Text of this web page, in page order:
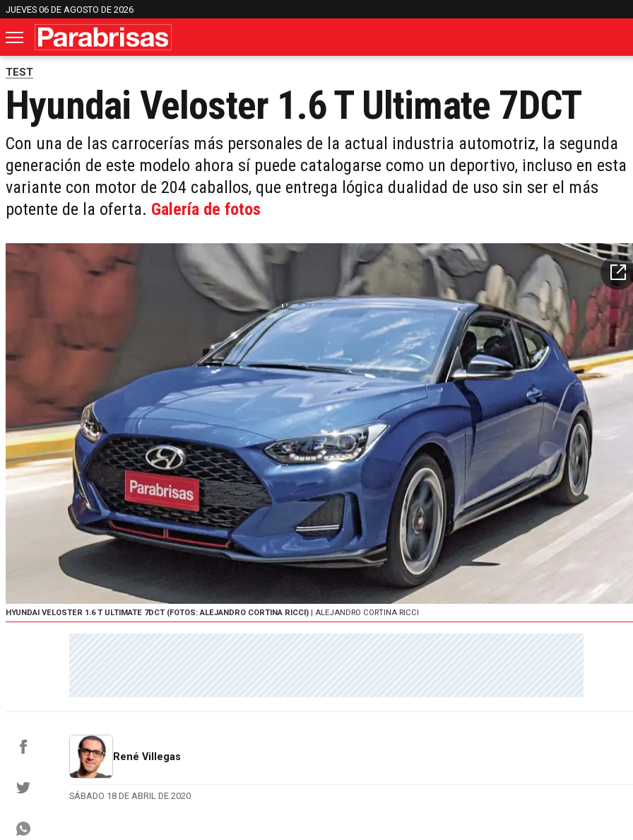
JUEVES 06 DE AGOSTO DE 2026
TEST
Hyundai Veloster 1.6 T Ultimate 7DCT
Con una de las carrocerías más personales de la actual industria automotriz, la segunda
generación de este modelo ahora sí puede catalogarse como un deportivo, incluso en esta
variante con motor de 204 caballos, que entrega lógica dualidad de uso sin ser el más
potente de la oferta. Galería de fotos
HYUNDAI VELOSTER 1.6 T ULTIMATE 7DCT (FOTOS: ALEJANDRO CORTINA RICCI) | ALEJANDRO CORTINA RICCI
René Villegas
SÁBADO 18 DE ABRIL DE 2020